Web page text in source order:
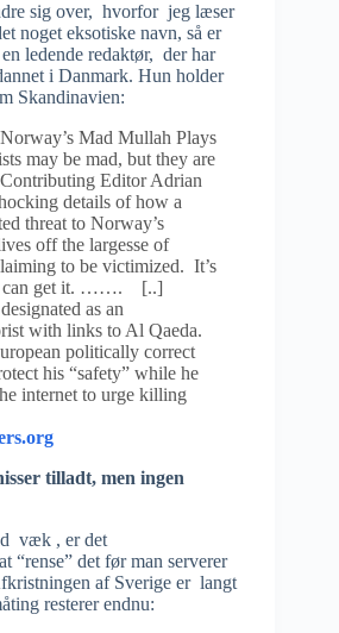
sig over, hvorfor jeg læser
noget eksotiske navn, så er
ledende redaktør, der har
i Danmark. Hun holder
Skandinavien:
Mad Mullah Plays
may be mad, but they are
Editor Adrian
details of how a
threat to Norway’s
off the largesse of
to be victimized. It’s
can get it. ……. [..]
as an
with links to Al Qaeda.
politically correct
his “safety” while he
internet to urge killing
tilladt, men ingen
væk , er det
“rense” det før man serverer
af Sverige er langt
resterer endnu: